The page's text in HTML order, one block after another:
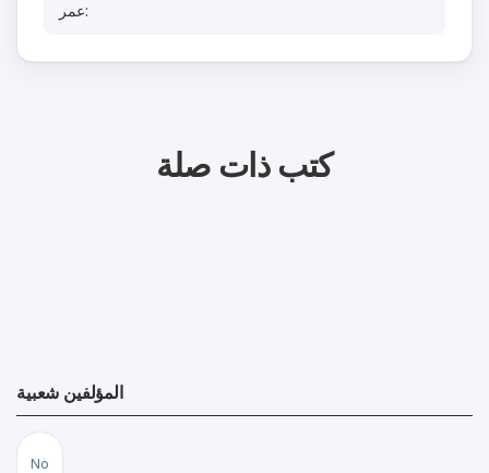
عمر:
كتب ذات صلة
المؤلفين شعبية
No